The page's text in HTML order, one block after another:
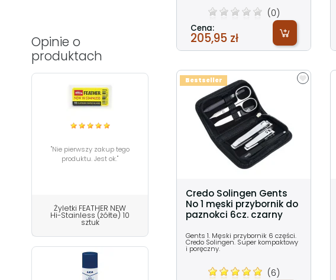
Opinie o
produktach
"Nie pierwszy zakup tego
produktu. Jest ok."
Żyletki FEATHER NEW
Hi-Stainless (żółte) 10
sztuk
(0)
Cena:
205,95 zł
Credo Solingen Gents
No 1 męski przybornik do
paznokci 6cz. czarny
Gents 1. Męski przybornik 6 części.
Credo Solingen. Super kompaktowy
i poręczny.
(6)
Bestseller